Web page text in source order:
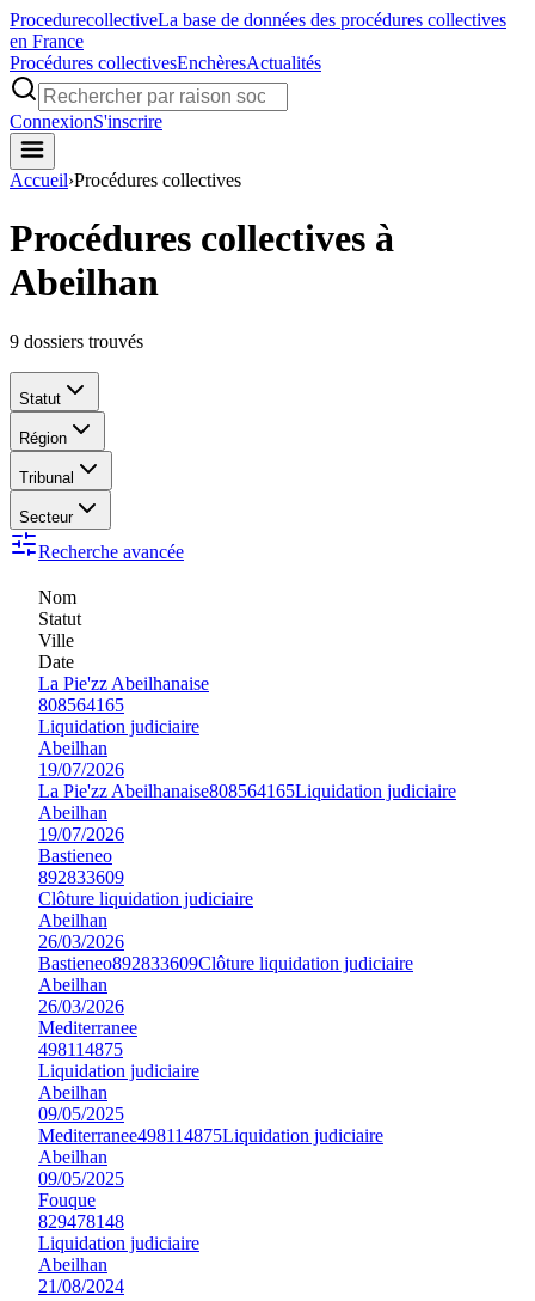
ProcedurecollectiveLa base de données des procédures collectives
en France
Procédures collectivesEnchèresActualités
ConnexionS'inscrire
Accueil›Procédures collectives
Procédures collectives à
Abeilhan
9 dossiers trouvés
Statut
Région
Tribunal
Secteur
Recherche avancée
Nom
Statut
Ville
Date
La Pie'zz Abeilhanaise
808564165
Liquidation judiciaire
Abeilhan
19/07/2026
La Pie'zz Abeilhanaise808564165Liquidation judiciaire
Abeilhan
19/07/2026
Bastieneo
892833609
Clôture liquidation judiciaire
Abeilhan
26/03/2026
Bastieneo892833609Clôture liquidation judiciaire
Abeilhan
26/03/2026
Mediterranee
498114875
Liquidation judiciaire
Abeilhan
09/05/2025
Mediterranee498114875Liquidation judiciaire
Abeilhan
09/05/2025
Fouque
829478148
Liquidation judiciaire
Abeilhan
21/08/2024